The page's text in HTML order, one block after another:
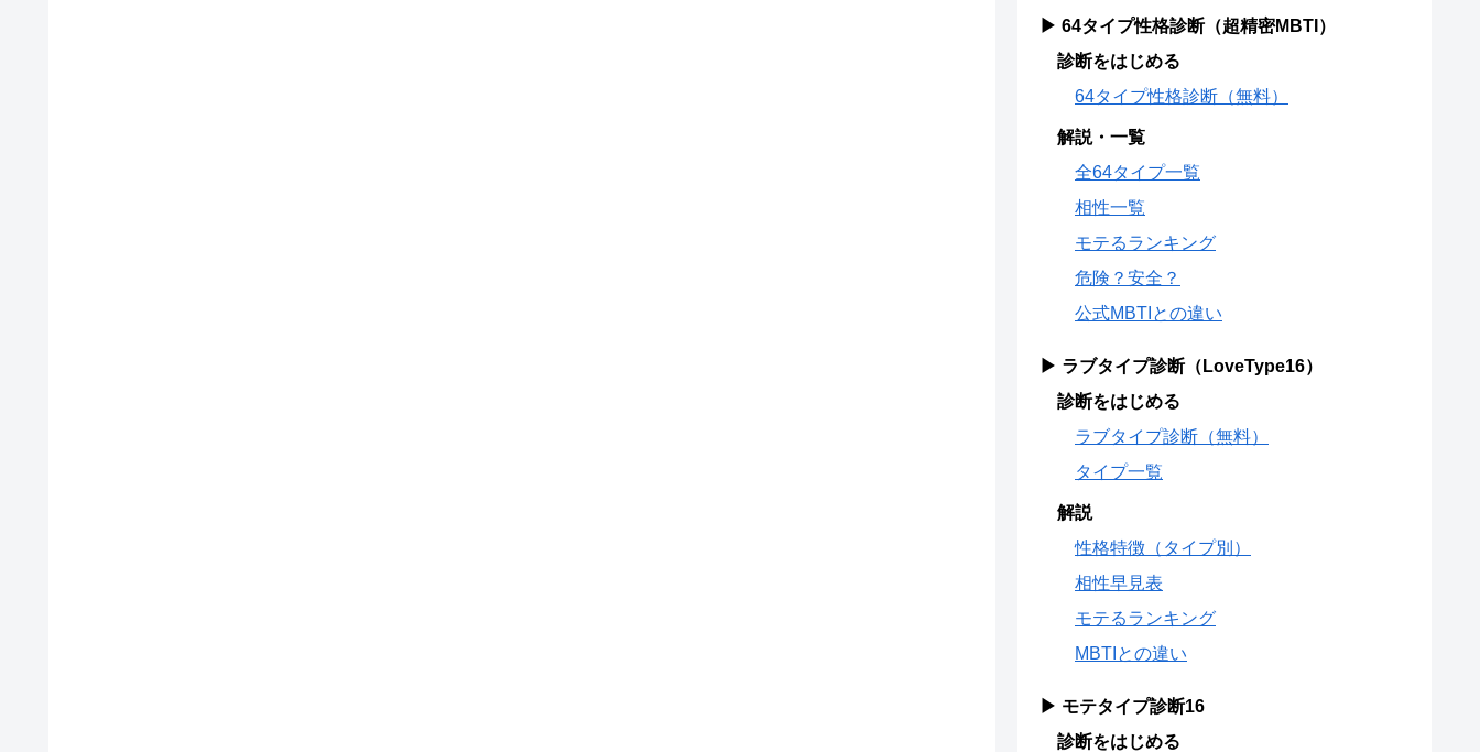
▶ 64タイプ性格診断（超精密MBTI）
診断をはじめる
64タイプ性格診断（無料）
解説・一覧
全64タイプ一覧
相性一覧
モテるランキング
危険？安全？
公式MBTIとの違い
▶ ラブタイプ診断（LoveType16）
診断をはじめる
ラブタイプ診断（無料）
タイプ一覧
解説
性格特徴（タイプ別）
相性早見表
モテるランキング
MBTIとの違い
▶ モテタイプ診断16
診断をはじめる